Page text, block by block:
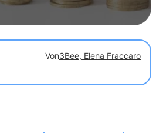
Von3Bee, Elena Fraccaro